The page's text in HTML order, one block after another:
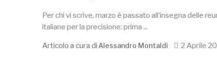
Per chi vi scrive, marzo è passato all’insegna delle
italiane per la precisione: prima ...
Articolo a cura di Alessandro Montaldi 2 Aprile